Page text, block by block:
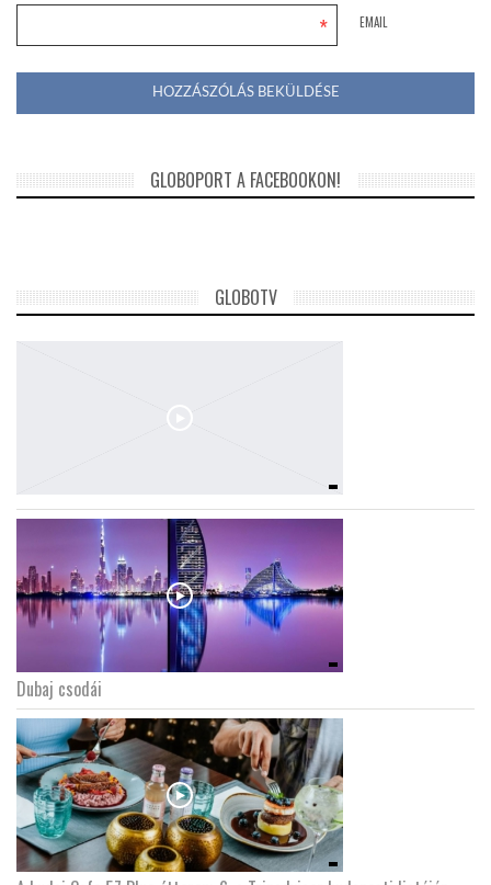
EMAIL
*
GLOBOPORT A FACEBOOKON!
GLOBOTV
Dubaj csodái